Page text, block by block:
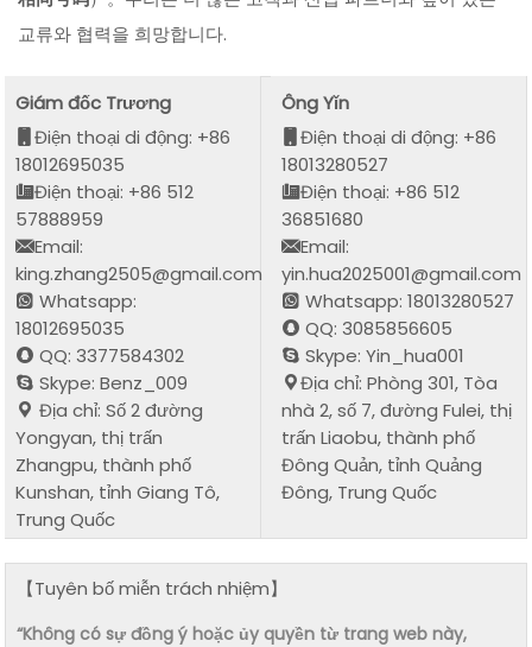
교류와 협력을 희망합니다.
Giám đốc Trương
Điện thoại di động: +86
18012695035
Điện thoại: +86 512
57888959
Email:
king.zhang2505@gmail.com
Whatsapp:
18012695035
QQ: 3377584302
Skype: Benz_009
Địa chỉ: Số 2 đường
Yongyan, thị trấn
Zhangpu, thành phố
Kunshan, tỉnh Giang Tô,
Trung Quốc
Ông Yǐn
Điện thoại di động: +86
18013280527
Điện thoại: +86 512
36851680
Email:
yin.hua2025001@gmail.com
Whatsapp: 18013280527
QQ: 3085856605
Skype: Yin_hua001
Địa chỉ: Phòng 301, Tòa
nhà 2, số 7, đường Fulei, thị
trấn Liaobu, thành phố
Đông Quản, tỉnh Quảng
Đông, Trung Quốc
【Tuyên bố miễn trách nhiệm】
“Không có sự đồng ý hoặc ủy quyền từ trang web này,